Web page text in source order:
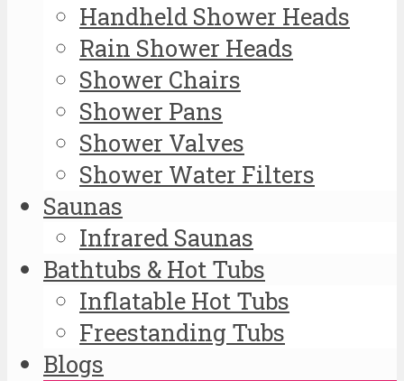
Handheld Shower Heads
Rain Shower Heads
Shower Chairs
Shower Pans
Shower Valves
Shower Water Filters
Saunas
Infrared Saunas
Bathtubs & Hot Tubs
Inflatable Hot Tubs
Freestanding Tubs
Blogs